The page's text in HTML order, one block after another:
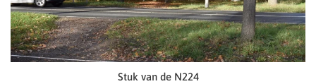
Stuk van de N224